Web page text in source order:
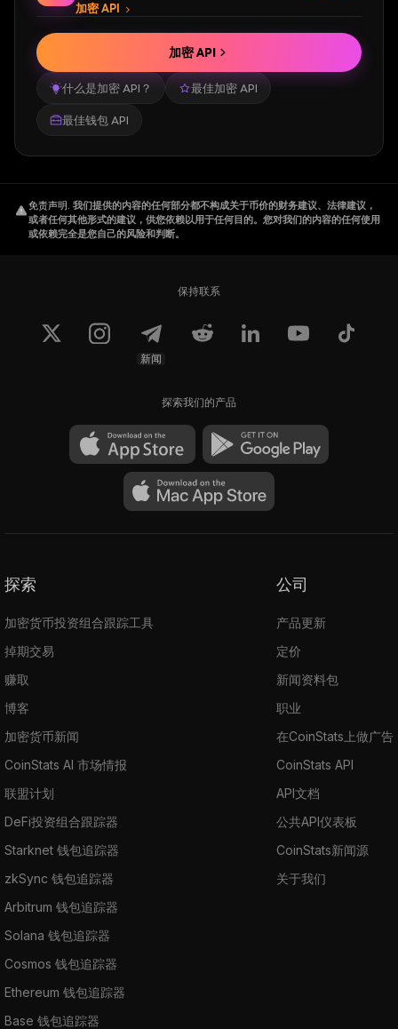
加密 API
什么是加密 API？ 最佳加密 API
最佳钱包 API
加密 API
免责声明. 我们提供的内容的任何部分都不构成关于币价的财务建议、法律建议，
或者任何其他形式的建议，供您依赖以用于任何目的。您对我们的内容的任何使用
或依赖完全是您自己的风险和判断。
保持联系
新闻
探索我们的产品
探索
加密货币投资组合跟踪工具
掉期交易
赚取
博客
加密货币新闻
CoinStats AI 市场情报
联盟计划
DeFi投资组合跟踪器
Starknet 钱包追踪器
zkSync 钱包追踪器
Arbitrum 钱包追踪器
Solana 钱包追踪器
Cosmos 钱包追踪器
Ethereum 钱包追踪器
Base 钱包追踪器
公司
产品更新
定价
新闻资料包
职业
在CoinStats上做广告
CoinStats API
API文档
公共API仪表板
CoinStats新闻源
关于我们